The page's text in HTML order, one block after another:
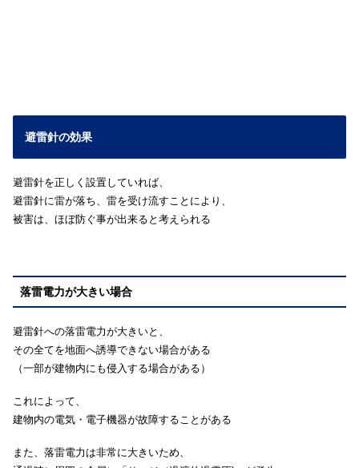
避雷針の効果
避雷針を正しく設置していれば、
避雷針に雷が落ち、雷を受け流すことにより、
被害は、ほぼ防ぐ事が出来ると考えられる
落雷電力が大きい場合
避雷針への落雷電力が大きいと、
その全てを地面へ誘導できない場合がある
（一部が建物内にも侵入する場合がある）
これによって、
建物内の電気・電子機器が故障することがある
また、落雷電力は非常に大きいため、